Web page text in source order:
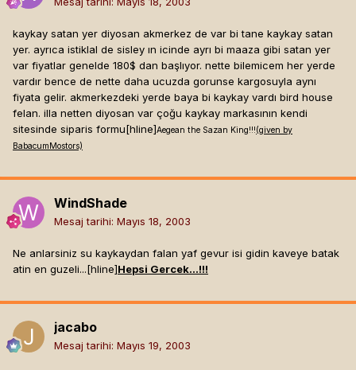
kaykay satan yer diyosan akmerkez de var bi tane kaykay satan
yer. ayrıca istiklal de sisley ın icinde ayrı bi maaza gibi satan yer
var fiyatlar genelde 180$ dan başlıyor. nette bilemicem her yerde
vardır bence de nette daha ucuzda gorunse kargosuyla aynı
fiyata gelir. akmerkezdeki yerde baya bi kaykay vardı bird house
felan. illa netten diyosan var çoğu kaykay markasının kendi
sitesinde siparis formu[hline]Aegean the Sazan King!!!(given by
BabacumMostors)
WindShade
Mesaj tarihi: Mayıs 18, 2003
Ne anlarsiniz su kaykaydan falan yaf gevur isi gidin kaveye batak
atin en guzeli...[hline]Hepsi Gercek...!!!
jacabo
Mesaj tarihi: Mayıs 19, 2003